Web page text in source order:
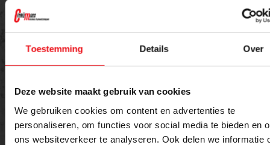
Toestemming Details Over
Deze website maakt gebruik van cookies
We gebruiken cookies om content en advertenties te
personaliseren, om functies voor social media te bieden en
ons websiteverkeer te analyseren. Ook delen we informatie
Offerte aanvragen
Meer weten over dit product of een offerte
aanvragen?
Naam E-mailadres